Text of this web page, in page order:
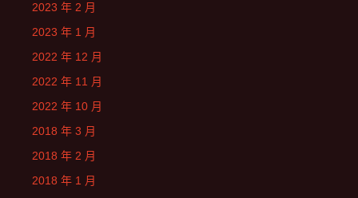
2023 年 2 月
2023 年 1 月
2022 年 12 月
2022 年 11 月
2022 年 10 月
2018 年 3 月
2018 年 2 月
2018 年 1 月